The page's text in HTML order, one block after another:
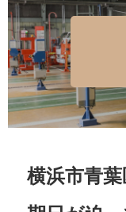
横浜市青